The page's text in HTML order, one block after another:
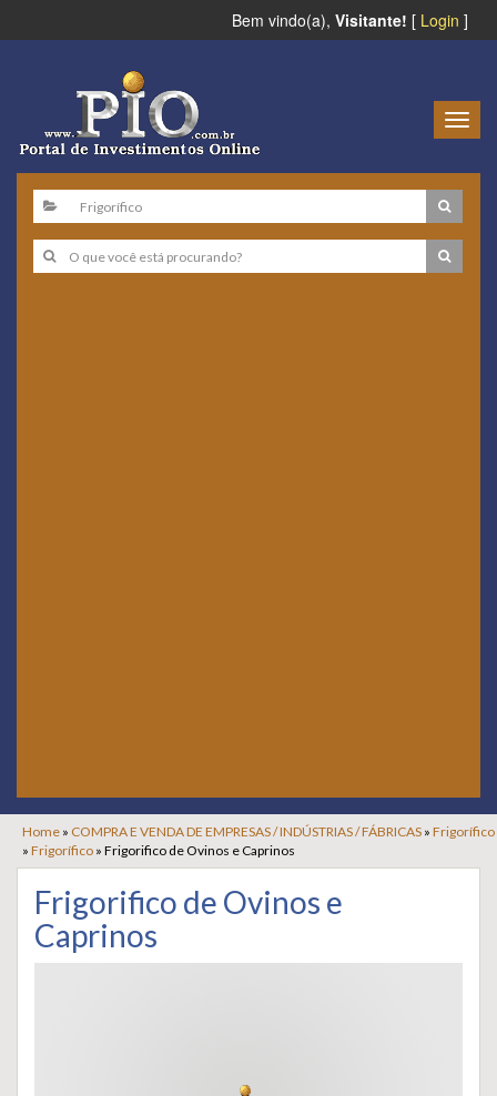
Bem vindo(a), Visitante! [ Login ]
Home » COMPRA E VENDA DE EMPRESAS / INDÚSTRIAS / FÁBRICAS » Frigorífico
» Frigorífico » Frigorifico de Ovinos e Caprinos
Frigorifico de Ovinos e
Caprinos